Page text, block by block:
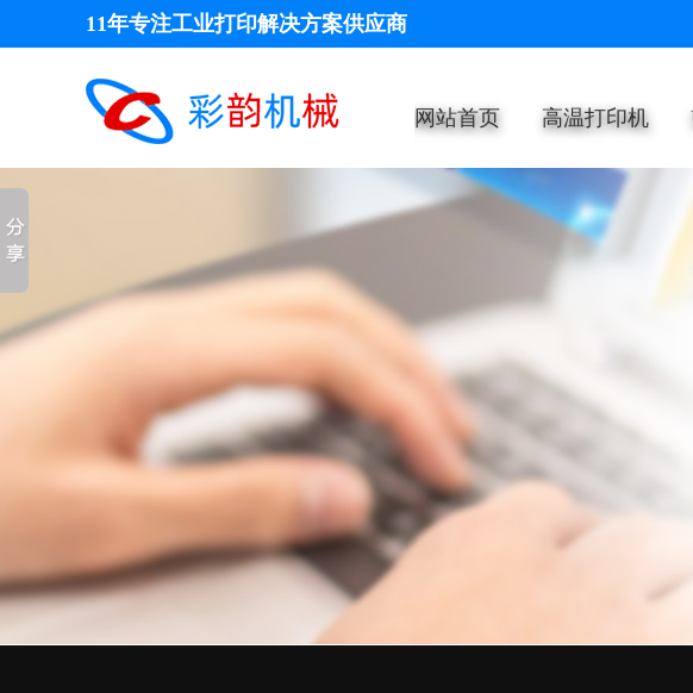
11年专注工业打印解决方案供应商
网站首页 高温打印机